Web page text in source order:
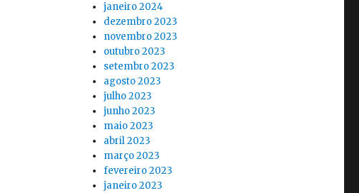
janeiro 2024
dezembro 2023
novembro 2023
outubro 2023
setembro 2023
agosto 2023
julho 2023
junho 2023
maio 2023
abril 2023
março 2023
fevereiro 2023
janeiro 2023